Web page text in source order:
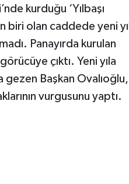
kurduğu ‘Yılbaşı
biri olan caddede yeni yıl
Panayırda kurulan
çıktı. Yeni yıla
gezen Başkan Ovalıoğlu,
vurgusunu yaptı.